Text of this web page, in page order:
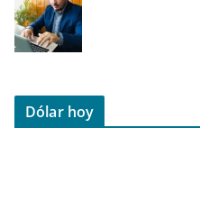
Dólar hoy